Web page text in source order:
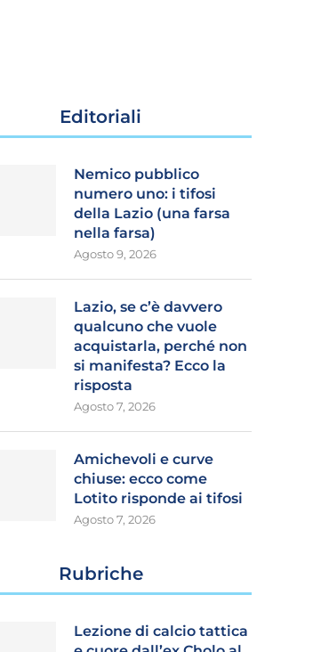
Editoriali
Nemico pubblico
numero uno: i tifosi
della Lazio (una farsa
nella farsa)
Agosto 9, 2026
Lazio, se c’è davvero
qualcuno che vuole
acquistarla, perché non
si manifesta? Ecco la
risposta
Agosto 7, 2026
Amichevoli e curve
chiuse: ecco come
Lotito risponde ai tifosi
Agosto 7, 2026
Rubriche
Lezione di calcio tattica